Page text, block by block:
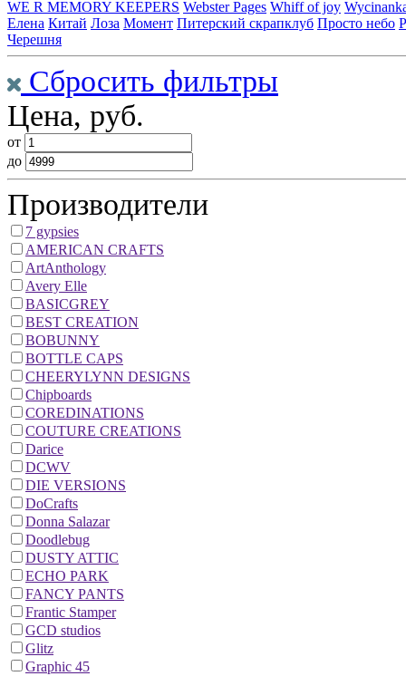
WE R MEMORY KEEPERS Webster Pages Whiff of joy
Елена Китай Лоза Момент Питерский скрапклуб Просто небо
Черешня
Сбросить фильтры
Цена, руб.
от
до
Производители
7 gypsies
AMERICAN CRAFTS
ArtAnthology
Avery Elle
BASICGREY
BEST CREATION
BOBUNNY
BOTTLE CAPS
CHEERYLYNN DESIGNS
Chipboards
COREDINATIONS
COUTURE CREATIONS
Darice
DCWV
DIE VERSIONS
DoCrafts
Donna Salazar
Doodlebug
DUSTY ATTIC
ECHO PARK
FANCY PANTS
Frantic Stamper
GCD studios
Glitz
Graphic 45